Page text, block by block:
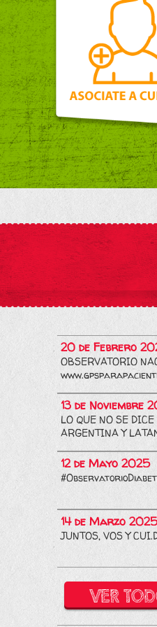
20 de Febrero
OBSERVATORIO
13 de Noviembre
LO QUE NO SE
ARGENTINA Y
12 de Mayo 2025
14 de Marzo 2025
JUNTOS, VOS Y
VER